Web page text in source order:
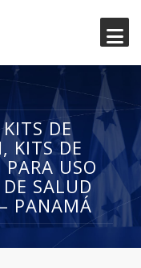
DE
KITS DE
USO
SALUD
PANAMÁ